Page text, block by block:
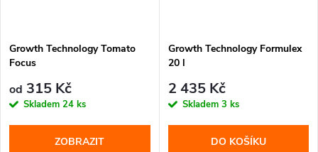
Growth Technology Tomato
Focus
od 315 Kč
Skladem 24 ks
ZOBRAZIT
Growth Technology Formulex
20 l
2 435 Kč
Skladem 3 ks
DO KOŠÍKU